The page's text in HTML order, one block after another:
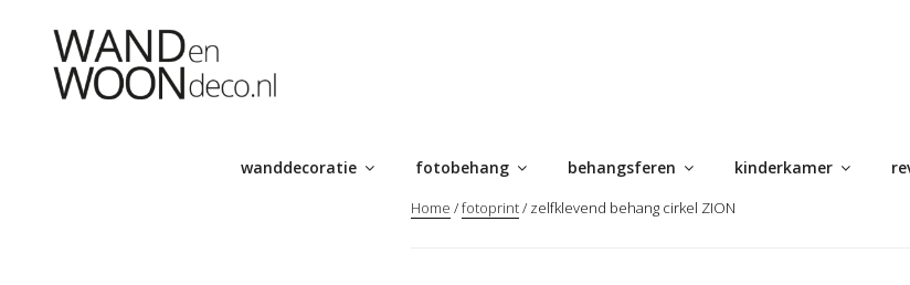
wanddecoratie fotobehang behangsferen kinderkamer
Home /fotoprint/ zelfklevend behang cirkel ZION